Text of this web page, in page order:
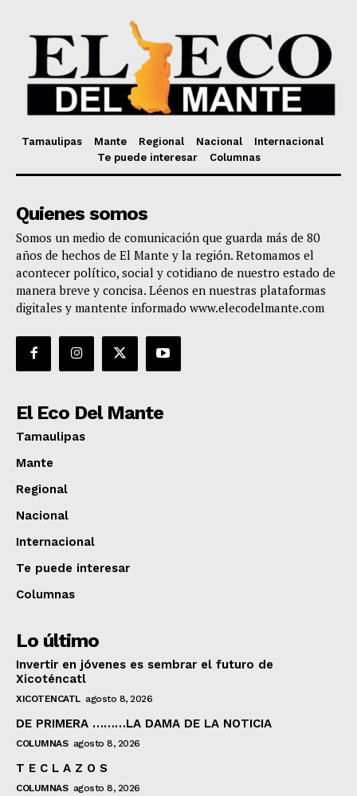
Tamaulipas Mante Regional Nacional
Internacional
Te puede interesar
Columnas
Quienes somos
Somos un medio de comunicación que guarda más de 80
años de hechos de El Mante y la región. Retomamos el
acontecer político, social y cotidiano de nuestro estado de
manera breve y concisa. Léenos en nuestras plataformas
digitales y mantente informado www.elecodelmante.com
El Eco Del Mante
Tamaulipas
Mante
Regional
Nacional
Internacional
Te puede interesar
Columnas
Lo último
Invertir en jóvenes es sembrar el futuro de
Xicoténcatl
XICOTENCATL agosto 8, 2026
DE PRIMERA ………LA DAMA DE LA NOTICIA
COLUMNAS agosto 8, 2026
T E C L A Z O S
COLUMNAS agosto 8, 2026